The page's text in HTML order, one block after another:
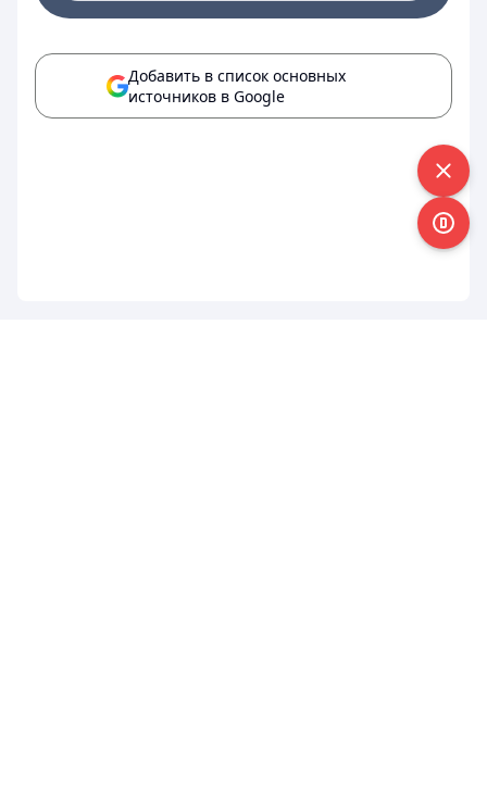
Добавить в список основных
источников в Google